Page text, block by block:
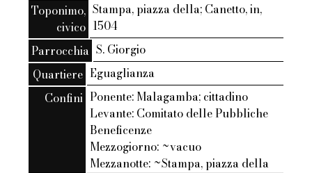
Toponimo,
civico
Stampa, piazza della; Canetto, in,
1504
Parrocchia S. Giorgio
Quartiere Eguaglianza
Confini Ponente: Malagamba; cittadino
Levante: Comitato delle Pubbliche
Beneficenze
Mezzogiorno: ~vacuo
Mezzanotte: ~Stampa, piazza della